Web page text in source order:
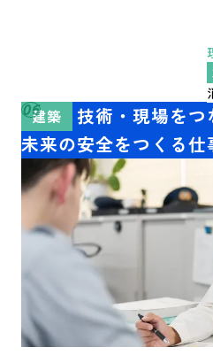
建築
06
制度・技術・現場をつ
未来の安全をつくる仕